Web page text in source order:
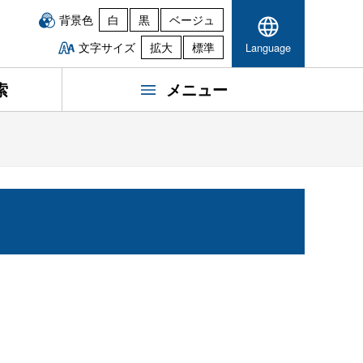
背景色 白 黒
ベージュ
文字サイズ
拡大 標準 Language
メニュー